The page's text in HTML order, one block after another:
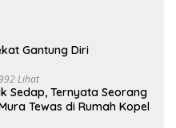
Gantung Diri
Lihat
Sedap, Ternyata Seorang
Tewas di Rumah Kopel